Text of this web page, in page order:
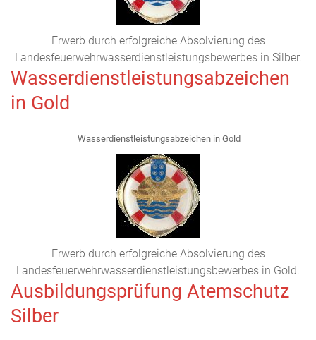
Erwerb durch erfolgreiche Absolvierung des
Landesfeuerwehrwasserdienstleistungsbewerbes in Silber.
Wasserdienstleistungsabzeichen
in Gold
Wasserdienstleistungsabzeichen in Gold
Erwerb durch erfolgreiche Absolvierung des
Landesfeuerwehrwasserdienstleistungsbewerbes in Gold.
Ausbildungsprüfung Atemschutz
Silber